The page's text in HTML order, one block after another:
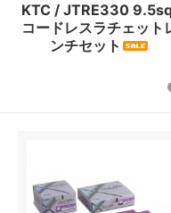
KTC / JTRE330
コードレスラチェット
ンチセット